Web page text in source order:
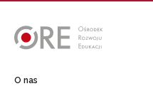
O nas